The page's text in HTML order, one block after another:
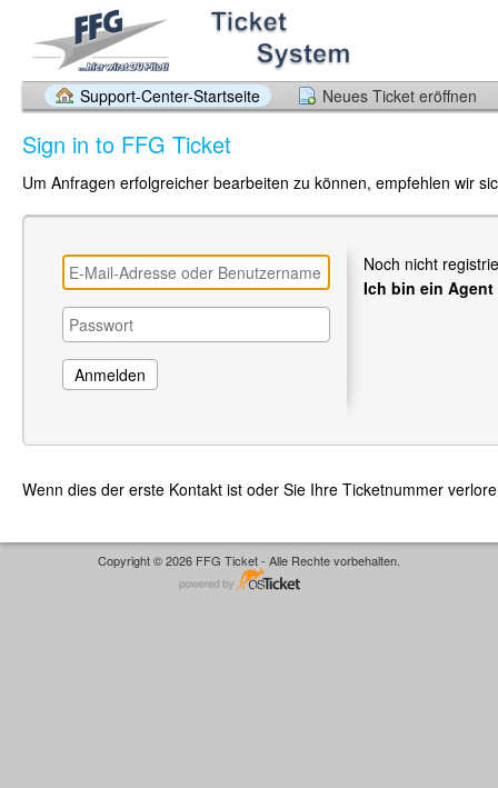
Support-Center-Startseite Neues Ticket eröffnen
Sign in to FFG Ticket
Um Anfragen erfolgreicher bearbeiten zu können, empfehlen wir
Noch nicht
Ich bin ein Agent
Wenn dies der erste Kontakt ist oder Sie Ihre Ticketnummer
Copyright © 2026 FFG Ticket - Alle Rechte vorbehalten.